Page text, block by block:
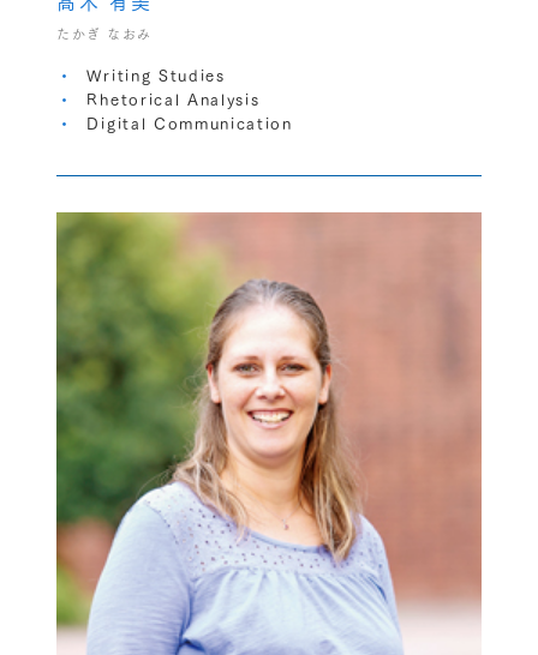
たかぎ なおみ
Writing Studies
Rhetorical Analysis
Digital Communication